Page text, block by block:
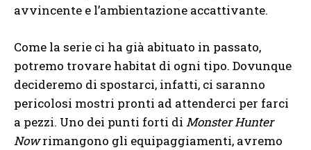
avvincente e l’ambientazione accattivante.
Come la serie ci ha già abituato in passato,
potremo trovare habitat di ogni tipo. Dovunque
decideremo di spostarci, infatti, ci saranno
pericolosi mostri pronti ad attenderci per farci
a pezzi. Uno dei punti forti di Monster Hunter
Nowrimangono gli equipaggiamenti, avremo